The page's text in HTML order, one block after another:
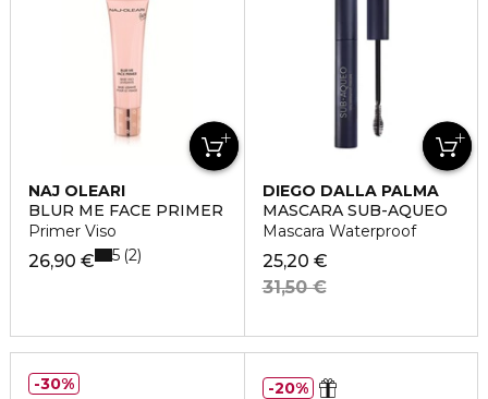
NAJ OLEARI
BLUR ME FACE PRIMER
Primer Viso
26,90 € 5 2
DIEGO DALLA PALMA
MASCARA SUB-AQUEO
Mascara Waterproof
25,20 €
31,50 €
30% 20%